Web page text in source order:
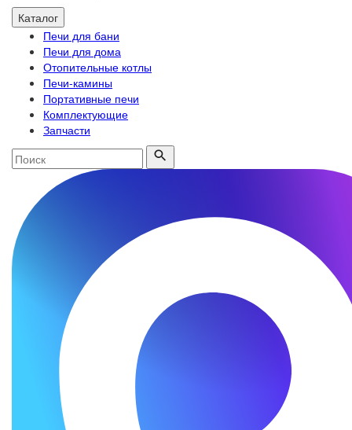
Каталог
Печи для бани
Печи для дома
Отопительные котлы
Печи-камины
Портативные печи
Комплектующие
Запчасти